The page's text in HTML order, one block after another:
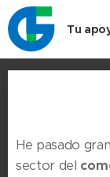
Tu
He pasado
sector del